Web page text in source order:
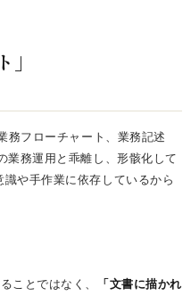
務フローチャート、業務記述
業務運用と乖離し、形骸化して
や手作業に依存しているから
ことではなく、
「文書に描かれ